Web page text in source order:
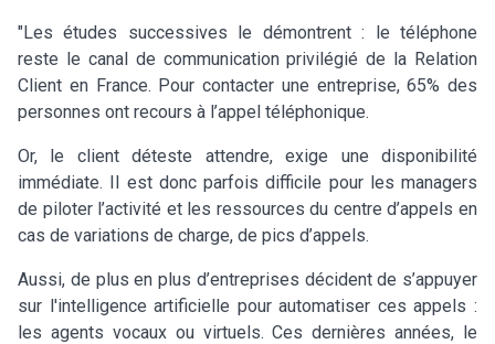
"Les études successives le démontrent : le téléphone
reste le canal de communication privilégié de la Relation
Client en France. Pour contacter une entreprise, 65% des
personnes ont recours à l’appel téléphonique.
Or, le client déteste attendre, exige une disponibilité
immédiate. Il est donc parfois difficile pour les managers
de piloter l’activité et les ressources du centre d’appels en
cas de variations de charge, de pics d’appels.
Aussi, de plus en plus d’entreprises décident de s’appuyer
sur l'intelligence artificielle pour automatiser ces appels :
les agents vocaux ou virtuels. Ces dernières années, le